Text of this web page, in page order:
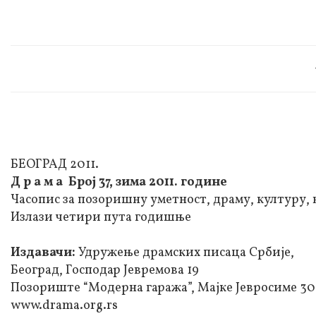
БЕОГРАД 2011.
Д р а м а Број 37, зима 2011. године
Часопис за позоришну уметност, драму, културу,
Излази четири пута годишње
Издавачи: Удружење драмских писаца Србије,
Београд, Господар Јевремова 19
Позориште “Модерна гаража”, Мајке Јевросиме 30
www.drama.org.rs